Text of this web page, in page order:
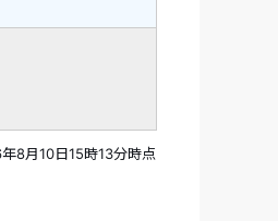
8月10日15時13分時点